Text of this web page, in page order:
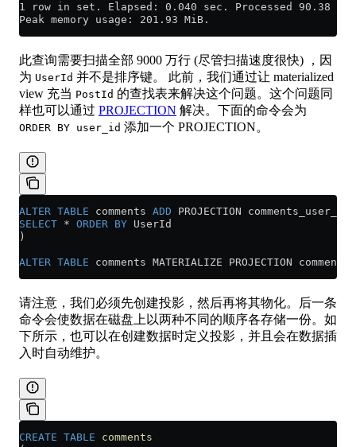
1 row in set. Elapsed: 0.040 sec. Processed 90.38
Peak memory usage: 201.93 MiB.
此查询需要扫描全部 9000 万行 (尽管扫描速度很快) ，因
为 UserId 并不是排序键。 此前，我们通过让 materialized
view 充当 PostId 的查找表来解决这个问题。这个问题同
样也可以通过 PROJECTION 解决。下面的命令会为
ORDER BY user_id 添加一个 PROJECTION。
ALTER TABLE comments ADD PROJECTION
SELECT * ORDER BY UserId
)
ALTER TABLE comments MATERIALIZE PROJECTION
请注意，我们必须先创建投影，然后再将其物化。后一条
命令会使数据在磁盘上以两种不同的顺序各存储一份。如
下所示，也可以在创建数据时定义投影，并且会在数据插
入时自动维护。
CREATE TABLE comments